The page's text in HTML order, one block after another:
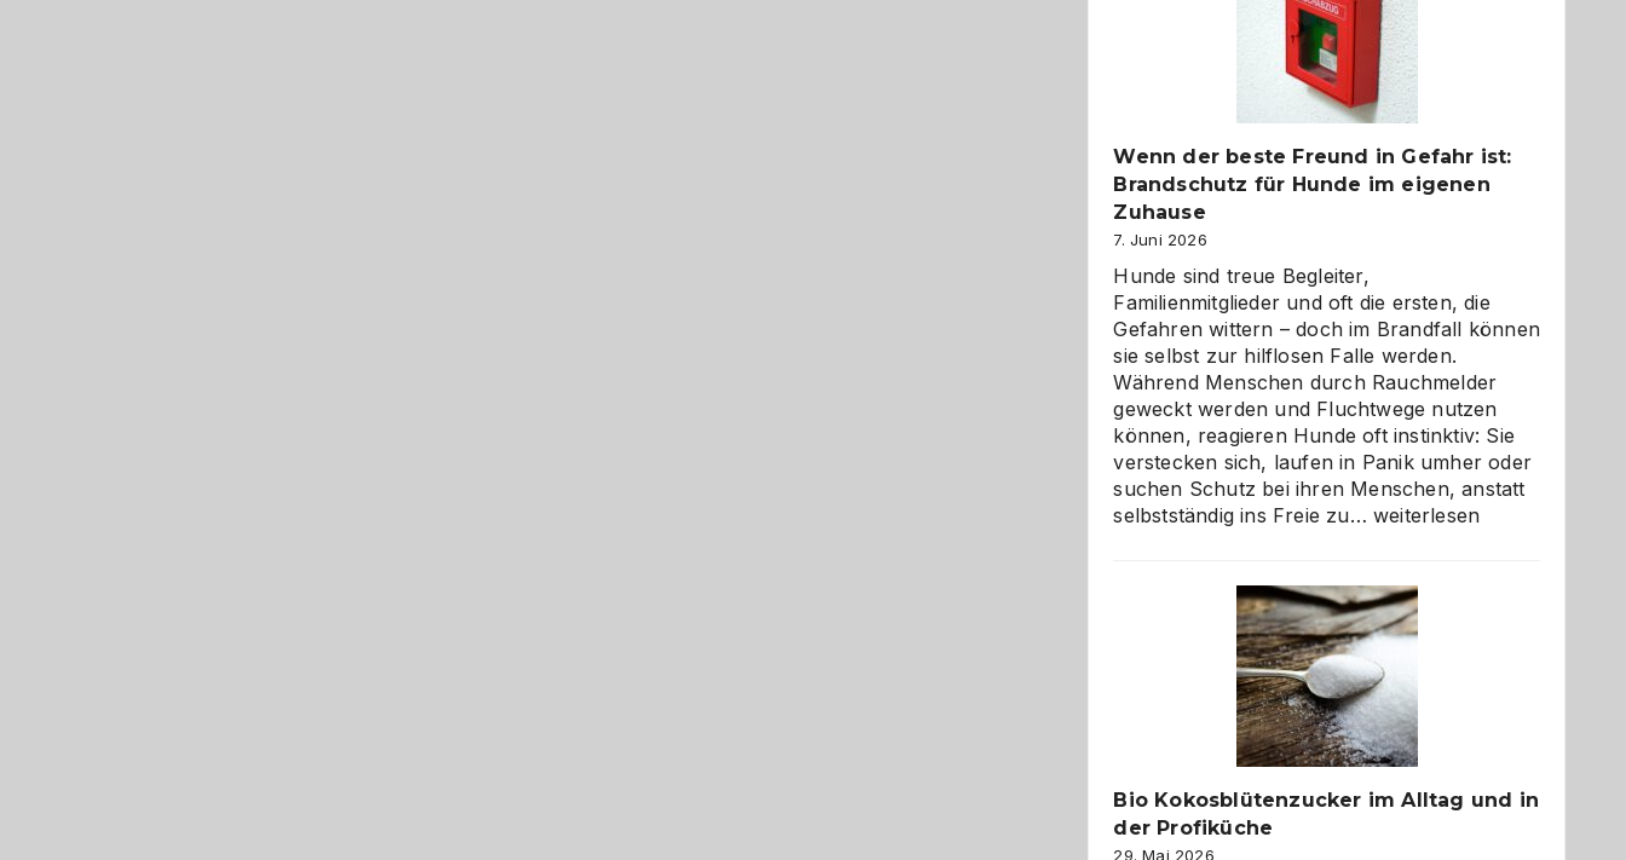
Wenn der beste Freund in Gefahr ist:
Brandschutz für Hunde im eigenen
Zuhause
7. Juni 2026
Hunde sind treue Begleiter,
Familienmitglieder und oft die ersten, die
Gefahren wittern – doch im Brandfall können
sie selbst zur hilflosen Falle werden.
Während Menschen durch Rauchmelder
geweckt werden und Fluchtwege nutzen
können, reagieren Hunde oft instinktiv: Sie
verstecken sich, laufen in Panik umher oder
suchen Schutz bei ihren Menschen, anstatt
selbstständig ins Freie zu… Wenn
Freund
in
Gefahr
ist:
Brandschutz
für
Hunde
eigenen
weiterlesen
Bio Kokosblütenzucker im Alltag und in
der Profiküche
29. Mai 2026